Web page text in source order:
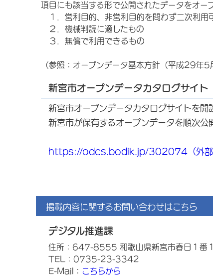
項目にも該当する形で公開されたデータをオー
１．営利目的、非営利目的を問わず二次利用
２．機械判読に適したもの
３．無償で利用できるもの
（参照：オープンデータ基本方針（平成29年
新宮市オープンデータカタログサイト
新宮市オープンデータカタログサイトを開
新宮市が保有するオープンデータを順次公
https://odcs.bodik.jp/302074（外部
掲載内容に関するお問い合わせはこちら
デジタル推進課
住所：647-8555 和歌山県新宮市春日１番
TEL：0735-23-3342
E-Mail： こちらから